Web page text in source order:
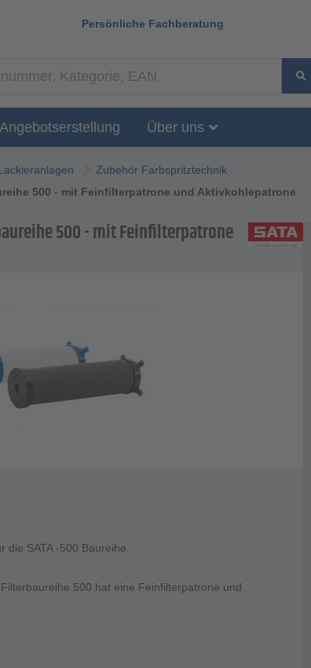
Persönliche Fachberatung
Über uns
Zubehör Farbspritztechnik
500 - mit Feinfilterpatrone und Aktivkohlepatrone
500 - mit Feinfilterpatrone
die SATA -500 Baureihe.
500 hat eine Feinfilterpatrone und